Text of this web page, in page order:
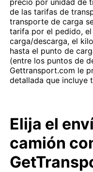
precio por unidad de
de las tarifas de
transporte de carga
tarifa por el pedido,
carga/descarga, el
hasta el punto de
(entre los puntos de
Gettransport.com le
detallada que incluye
Elija el
camión